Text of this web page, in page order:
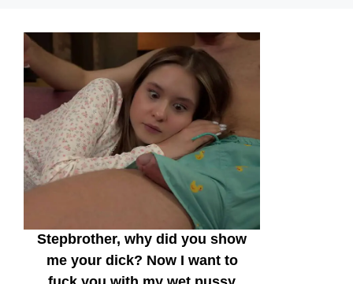
Stepbrother, why did you show
me your dick? Now I want to